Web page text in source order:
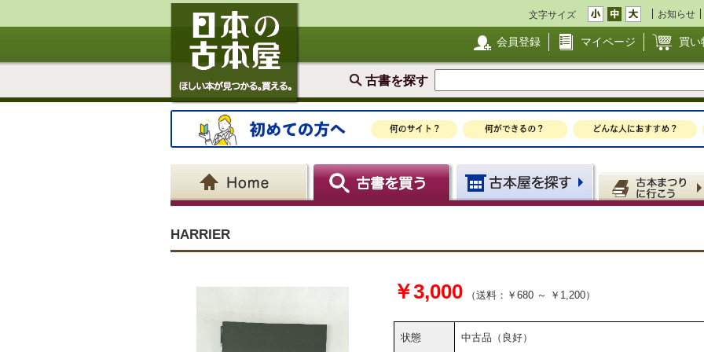
文字サイズ お知らせ
会員登録 マイページ 買い
古書を探す
HARRIER
￥3,000 （送料：￥680 ～ ￥1,200）
状態 中古品（良好）